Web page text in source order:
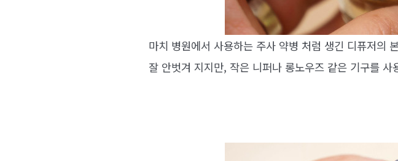
마치 병원에서 사용하는 주사 약병 처럼 생긴 디퓨저의
잘 안벗겨 지지만, 작은 니퍼나 롱노우즈 같은 기구를